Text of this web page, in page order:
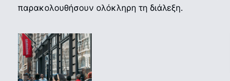
παρακολουθήσουν ολόκληρη τη διάλεξη.